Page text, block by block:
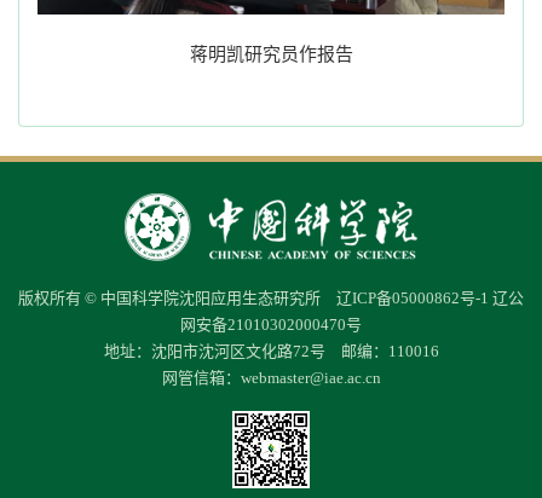
蒋明凯研究员作报告
版权所有 © 中国科学院沈阳应用生态研究所 辽ICP备05000862号-1 辽公
网安备21010302000470号
地址：沈阳市沈河区文化路72号 邮编：110016
网管信箱： webmaster@iae.ac.cn